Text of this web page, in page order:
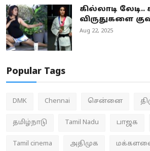
கில்லாடி
விருதுகளை
Aug 22, 2025
Popular Tags
DMK Chennai சென்னை
தமிழ்நாடு Tamil Nadu பாஜக
Tamil cinema அதிமுக